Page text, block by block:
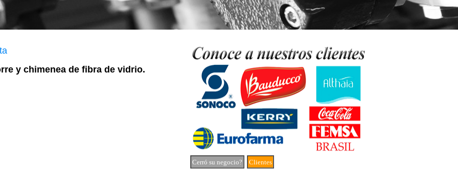
y chimenea de fibra de vidrio.
Cerró su negocio? Clientes